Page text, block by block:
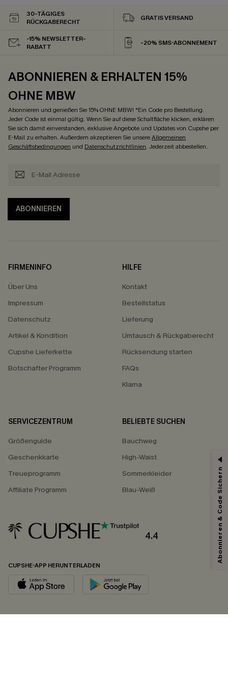
30-TÄGIGES
RÜCKGABERECHT
GRATIS VERSAND
-15% NEWSLETTER-
RABATT
-20% SMS-ABONNEMENT
ABONNIEREN & ERHALTEN 15%
OHNE MBW
Abonnieren und genießen Sie 15% OHNE MBW! *Ein Code pro Bestellung.
Jeder Code ist einmal gültig. Wenn Sie auf diese Schaltfläche klicken, erklären
Sie sich damit einverstanden, exklusive Angebote und Updates von Cupshe per
E-Mail zu erhalten. Außerdem akzeptieren Sie unsereAllgemeinen
Geschäftsbedingungen und Datenschutzrichtlinien. Jederzeit abbestellen.
ABONNIEREN
FIRMENINFO
Über Uns
Impressum
Datenschutz
Artikel & Kondition
Cupshe Lieferkette
Botschafter Programm
HILFE
Kontakt
Bestellstatus
Lieferung
Umtausch & Rückgaberecht
Rücksendung starten
FAQs
Klarna
SERVICEZENTRUM
Größenguide
Geschenkkarte
Treueprogramm
Affiliate Programm
BELIEBTE SUCHEN
Bauchweg
High-Waist
Sommerkleider
Blau-Weiß
4.4
CUPSHE-APP HERUNTERLADEN
Abonnieren & Code Sichern